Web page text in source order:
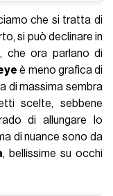
che si tratta di
si può declinare in
che ora parlano di
è meno grafica di
di massima sembra
scelte, sebbene
di allungare lo
di nuance sono da
, bellissime su occhi